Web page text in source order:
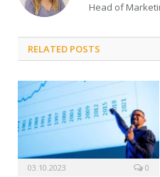
Head of
RELATED POSTS
03.10.2023 0